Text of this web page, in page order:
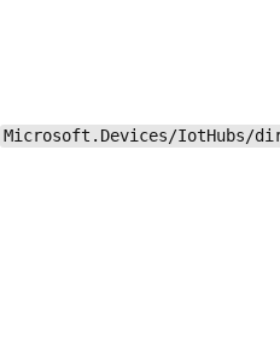
Microsoft.Devices/IotHubs/